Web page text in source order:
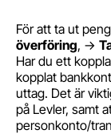
För att ta ut
överföring, ->
Har du ett
kopplat
uttag. Det är
på Levler, samt
personkonto/